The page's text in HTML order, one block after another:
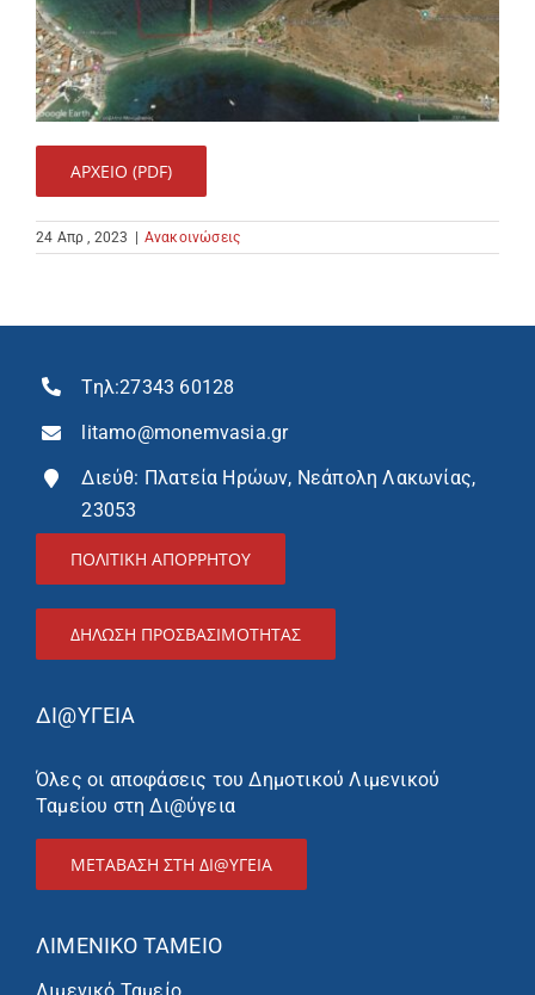
ΑΡΧΕΙΟ (PDF)
24 Απρ , 2023 | Ανακοινώσεις
Τηλ:27343 60128
litamo@monemvasia.gr
Διεύθ: Πλατεία Ηρώων, Νεάπολη Λακωνίας,
23053
ΠΟΛΙΤΙΚΗ ΑΠΟΡΡΗΤΟΥ
ΔΉΛΩΣΗ ΠΡΟΣΒΑΣΙΜΌΤΗΤΑΣ
ΔΙ@ΥΓΕΙΑ
Όλες οι αποφάσεις του Δημοτικού Λιμενικού
Ταμείου στη Δι@ύγεια
ΜΕΤΑΒΑΣΗ ΣΤΗ ΔΙ@ΥΓΕΙΑ
ΛΙΜΕΝΙΚΌ ΤΑΜΕΊΟ